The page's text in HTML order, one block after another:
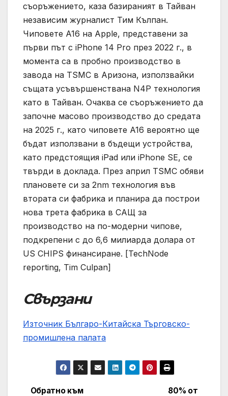
съоръжението, каза базираният в Тайван
независим журналист Тим ​​Кълпан.
Чиповете A16 на Apple, представени за
първи път с iPhone 14 Pro през 2022 г., в
момента са в пробно производство в
завода на TSMC в Аризона, използвайки
същата усъвършенствана N4P технология
като в Тайван. Очаква се съоръжението да
започне масово производство до средата
на 2025 г., като чиповете A16 вероятно ще
бъдат използвани в бъдещи устройства,
като предстоящия iPad или iPhone SE, се
твърди в доклада. През април TSMC обяви
плановете си за 2nm технология във
втората си фабрика и планира да построи
нова трета фабрика в САЩ за
производство на по-модерни чипове,
подкрепени с до 6,6 милиарда долара от
US CHIPS финансиране. [TechNode
reporting, Tim Culpan]
Свързани
Източник Българо-Китайска Търговско-
промишлена палaта
80% от
Обратно към